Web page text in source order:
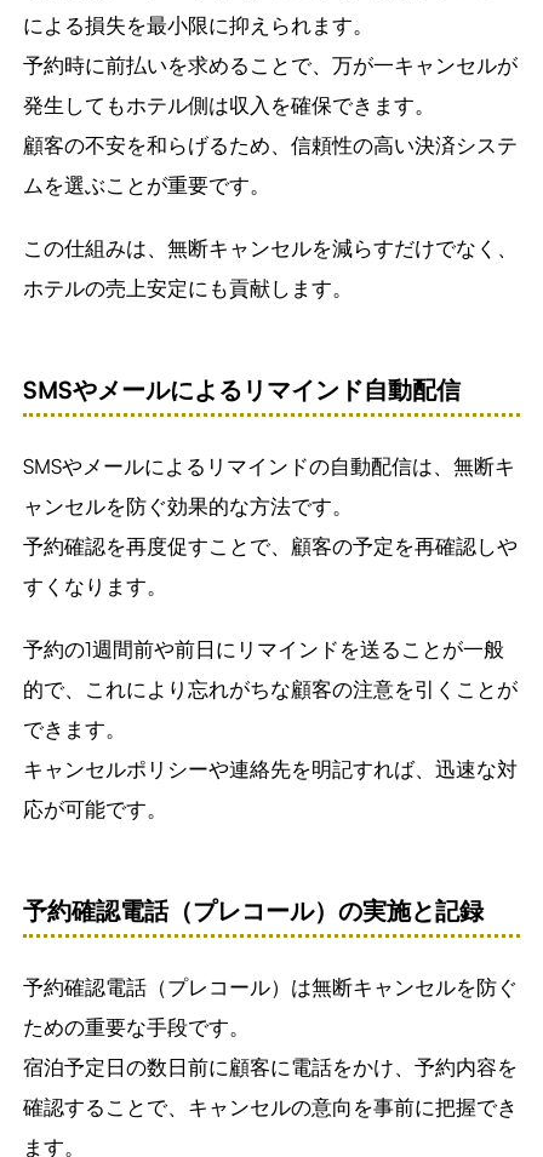
による損失を最小限に抑えられます。
予約時に前払いを求めることで、万が一キャンセルが
発生してもホテル側は収入を確保できます。
顧客の不安を和らげるため、信頼性の高い決済システ
ムを選ぶことが重要です。
この仕組みは、無断キャンセルを減らすだけでなく、
ホテルの売上安定にも貢献します。
SMSやメールによるリマインド自動配信
SMSやメールによるリマインドの自動配信は、無断キ
ャンセルを防ぐ効果的な方法です。
予約確認を再度促すことで、顧客の予定を再確認しや
すくなります。
予約の1週間前や前日にリマインドを送ることが一般
的で、これにより忘れがちな顧客の注意を引くことが
できます。
キャンセルポリシーや連絡先を明記すれば、迅速な対
応が可能です。
予約確認電話（プレコール）の実施と記録
予約確認電話（プレコール）は無断キャンセルを防ぐ
ための重要な手段です。
宿泊予定日の数日前に顧客に電話をかけ、予約内容を
確認することで、キャンセルの意向を事前に把握でき
ます。